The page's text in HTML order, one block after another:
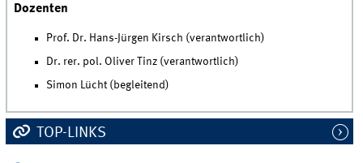
Dozenten
Prof. Dr. Hans-Jürgen Kirsch (verantwortlich)
Dr. rer. pol. Oliver Tinz (verantwortlich)
Simon Lücht (begleitend)
TOP-LINKS